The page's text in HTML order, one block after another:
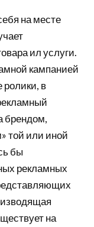
на месте
ил услуги.
кампанией
в
брендом,
той или иной
бы
рекламных
на